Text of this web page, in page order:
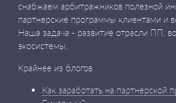
снабжаем арбитражников полезной
партнерские программы клиентами и
Наша задача - развитие отрасли ПП,
экосистемы.
Крайнее из блогов
Как заработать на партнерской